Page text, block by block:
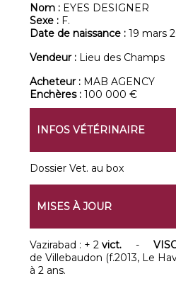
Nom : EYES DESIGNER
Sexe : F.
Date de naissance :19 mars
Vendeur : Lieu des Champs
Acheteur : MAB AGENCY
Enchères :100 000 €
INFOS VÉTÉRINAIRE
Dossier Vet. au box
MISES À JOUR
Vazirabad : + 2vict. -
de Villebaudon (f.2013, Le
à 2 ans.